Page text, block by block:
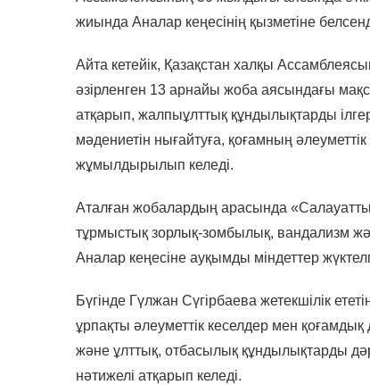
жиында Аналар кеңесінің қызметіне
Айта кетейік, Қазақстан халқы
әзірленген 13 арнайы жоба аясындағы
атқарып, жалпыұлттық құндылықтарды
мәдениетін нығайтуға, қоғамның
жұмылдырылып келеді.
Аталған жобалардың арасында
тұрмыстық зорлық-зомбылық, вандализм
Аналар кеңесіне ауқымды міндеттер
Бүгінде Гүлжан Сүгірбаева жетекшілік
ұрпақты әлеуметтік кеселдер мен
және ұлттық, отбасылық құндылықтарды
нәтижелі атқарып келеді.